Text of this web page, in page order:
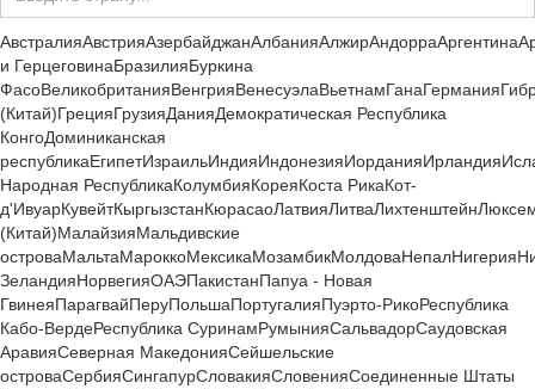
АвстралияАвстрияАзербайджанАлбанияАлжирАндорраАргентина
и ГерцеговинаБразилияБуркина
ФасоВеликобританияВенгрияВенесуэлаВьетнамГанаГермания
(Китай)ГрецияГрузияДанияДемократическая Республика
КонгоДоминиканская
республикаЕгипетИзраильИндияИндонезияИорданияИрландия
Народная РеспубликаКолумбияКореяКоста РикаКот-
д'ИвуарКувейтКыргызстанКюрасаоЛатвияЛитваЛихтенштейн
(Китай)МалайзияМальдивские
островаМальтаМароккоМексикаМозамбикМолдоваНепалНигерия
ЗеландияНорвегияОАЭПакистанПапуа - Новая
ГвинеяПарагвайПеруПольшаПортугалияПуэрто-РикоРеспублика
Кабо-ВердеРеспублика СуринамРумынияСальвадорСаудовская
АравияСеверная МакедонияСейшельские
островаСербияСингапурСловакияСловенияСоединенные Штаты